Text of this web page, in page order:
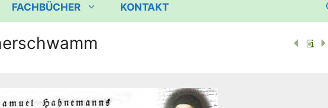
FACHBÜCHER KONTAKT